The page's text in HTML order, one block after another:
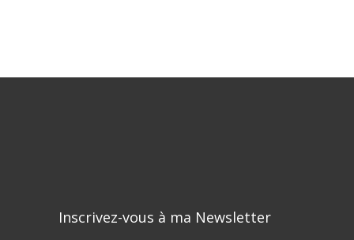
Inscrivez-vous à ma Newsletter